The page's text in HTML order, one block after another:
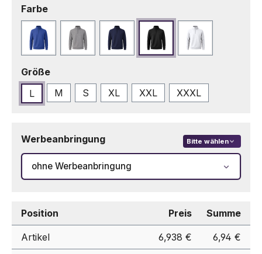
Farbeauswählen
Blau Grau MarineblauSchwarzWeiß
Größeauswählen
L
M S XL XXL XXXL
Werbeanbringung Bitte wählen
ohne Werbeanbringung
Position Preis Summe
Artikel 6,938 € 6,94 €